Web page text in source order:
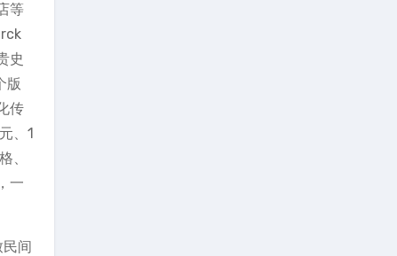
等
史
版
传
、1
、
一
间